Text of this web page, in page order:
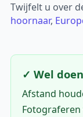
Twijfelt u over
hoornaar,
✓ Wel doen
Afstand